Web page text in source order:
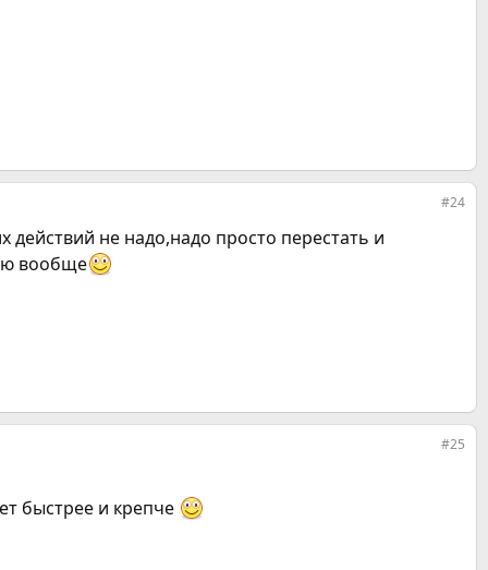
#24
действий не надо,надо просто перестать и
вообще
#25
быстрее и крепче